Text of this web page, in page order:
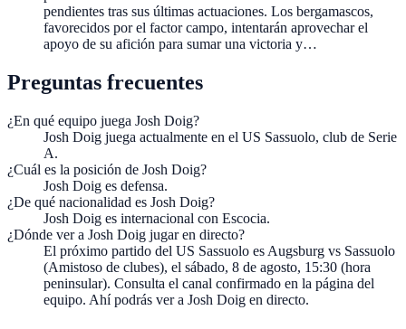
pendientes tras sus últimas actuaciones. Los bergamascos,
favorecidos por el factor campo, intentarán aprovechar el
apoyo de su afición para sumar una victoria y…
Preguntas frecuentes
¿En qué equipo juega Josh Doig?
Josh Doig juega actualmente en el US Sassuolo, club de Serie
A.
¿Cuál es la posición de Josh Doig?
Josh Doig es defensa.
¿De qué nacionalidad es Josh Doig?
Josh Doig es internacional con Escocia.
¿Dónde ver a Josh Doig jugar en directo?
El próximo partido del US Sassuolo es Augsburg vs Sassuolo
(Amistoso de clubes), el sábado, 8 de agosto, 15:30 (hora
peninsular). Consulta el canal confirmado en la página del
equipo. Ahí podrás ver a Josh Doig en directo.